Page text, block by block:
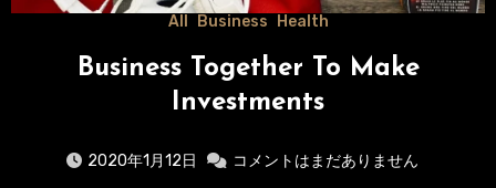
All Business Health
Business Together To Make
Investments
2020年1月12日 コメントはまだありません